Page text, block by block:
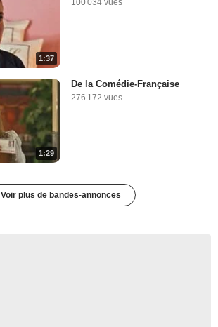
1:37
100 034 vues
1:29
De la Comédie-Française
276 172 vues
Voir plus de bandes-annonces